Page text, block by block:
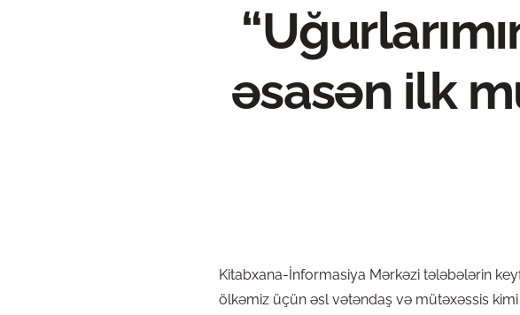
əsasən ilk
Kitabxana-İnformasiya Mərkəzi tələbələrin
ölkəmiz üçün əsl vətəndaş və mütəxəssis